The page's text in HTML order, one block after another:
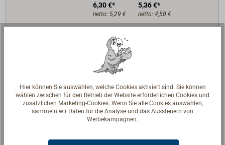
6,30 €*
netto: 5,29 €
5,36 €*
netto: 4,50 €
Hier können Sie auswählen, welche Cookies aktiviert sind. Sie können
wählen zwischen für den Betrieb der Website erforderlichen Cookies und
zusätzlichen Marketing-Cookies. Wenn Sie alle Cookies auswählen,
sammeln wir Daten für die Analyse und das Aussteuern von
Werbekampagnen.